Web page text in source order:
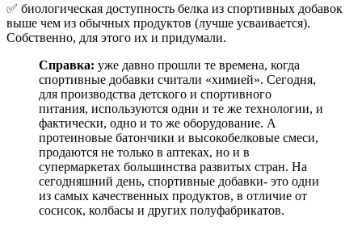
✅ биологическая доступность белка из спортивных добавок
выше чем из обычных продуктов (лучше усваивается).
Собственно, для этого их и придумали.
Справка: уже давно прошли те времена, когда
спортивные добавки считали «химией». Сегодня,
для производства детского и спортивного
питания, используются одни и те же технологии, и
фактически, одно и то же оборудование. А
протеиновые батончики и высокобелковые смеси,
продаются не только в аптеках, но и в
супермаркетах большинства развитых стран. На
сегодняшний день, спортивные добавки- это одни
из самых качественных продуктов, в отличие от
сосисок, колбасы и других полуфабрикатов.